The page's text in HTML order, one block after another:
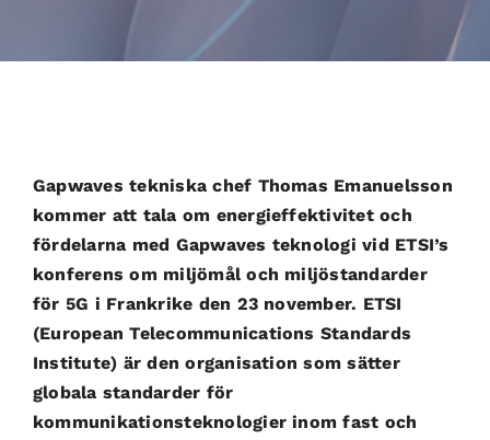
Gapwaves tekniska chef Thomas Emanuelsson
kommer att tala om energieffektivitet och
fördelarna med Gapwaves teknologi vid ETSI’s
konferens om miljömål och miljöstandarder
för 5G i Frankrike den 23 november. ETSI
(European Telecommunications Standards
Institute) är den organisation som sätter
globala standarder för
kommunikationsteknologier inom fast och